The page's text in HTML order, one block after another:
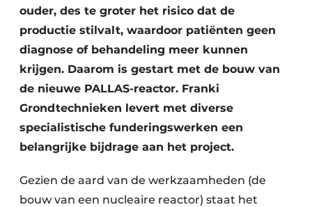
Machines & Materieel
ouder, des te groter het risico dat de
productie stilvalt, waardoor patiënten geen
diagnose of behandeling meer kunnen
krijgen. Daarom is gestart met de bouw van
de nieuwe PALLAS-reactor. Franki
Grondtechnieken levert met diverse
specialistische funderingswerken een
belangrijke bijdrage aan het project.
Gezien de aard van de werkzaamheden (de
bouw van een nucleaire reactor) staat het